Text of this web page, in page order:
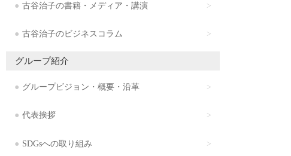
古谷治子の書籍・メディア・講演
古谷治子のビジネスコラム
グループ紹介
グループビジョン・概要・沿革
代表挨拶
SDGsへの取り組み